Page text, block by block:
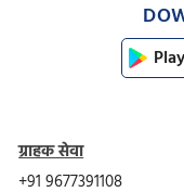
ग्राहक सेवा
+91 9677391108